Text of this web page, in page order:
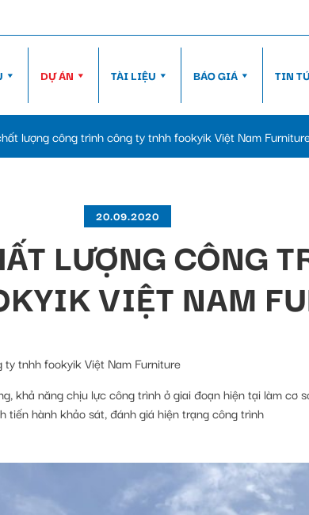
DỰ ÁN TÀI LIỆU BÁO GIÁ TIN
lượng công trình công ty tnhh fookyik Việt Nam
20.09.2020
LƯỢNG CÔNG
VIỆT NAM
tnhh fookyik Việt Nam Furniture
khả năng chịu lực công trình ở giai đoạn hiện tại làm cơ
tiến hành khảo sát, đánh giá hiện trạng công trình